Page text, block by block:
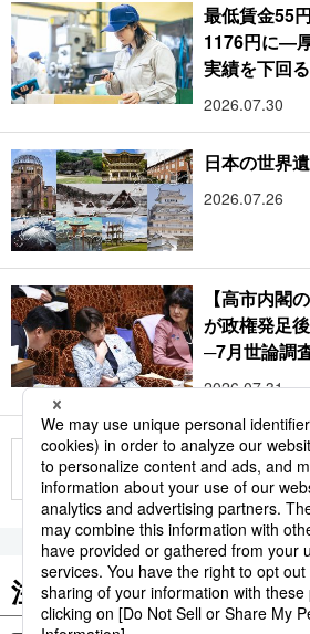
最低賃金55
1176円に―
実績を下回る
2026.07.30
日本の世界
2026.07.26
【高市内閣
が政権発足
─7月世論調
2026.07.31
もっと見る
注目のキーワード